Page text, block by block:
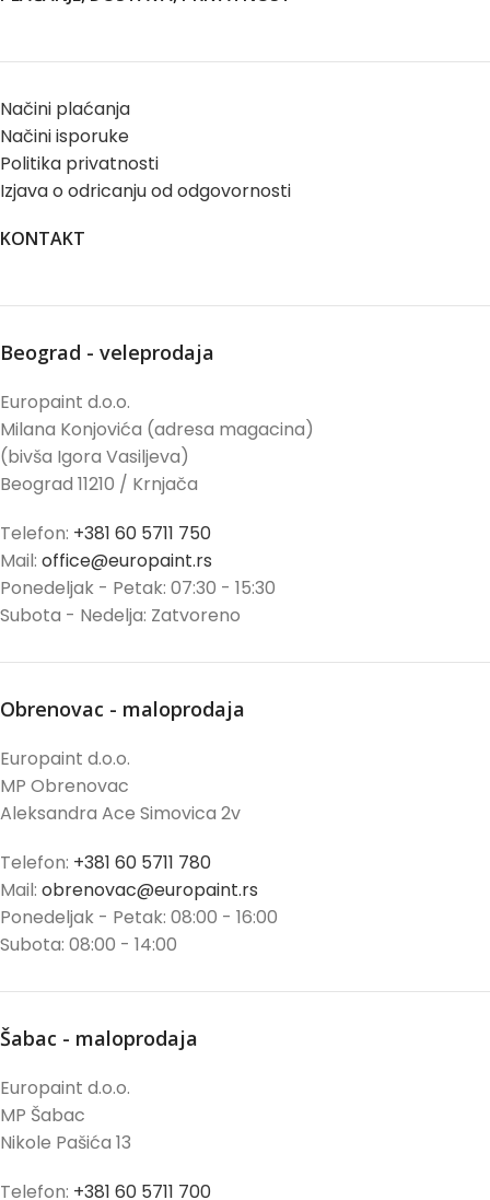
Načini plaćanja
Načini isporuke
Politika privatnosti
Izjava o odricanju od odgovornosti
KONTAKT
Beograd - veleprodaja
Europaint d.o.o.
Milana Konjovića (adresa magacina)
(bivša Igora Vasiljeva)
Beograd 11210 / Krnjača
Telefon: +381 60 5711 750
Mail: office@europaint.rs
Ponedeljak - Petak: 07:30 - 15:30
Subota - Nedelja: Zatvoreno
Obrenovac - maloprodaja
Europaint d.o.o.
MP Obrenovac
Aleksandra Ace Simovica 2v
Telefon: +381 60 5711 780
Mail: obrenovac@europaint.rs
Ponedeljak - Petak: 08:00 - 16:00
Subota: 08:00 - 14:00
Šabac - maloprodaja
Europaint d.o.o.
MP Šabac
Nikole Pašića 13
Telefon: +381 60 5711 700